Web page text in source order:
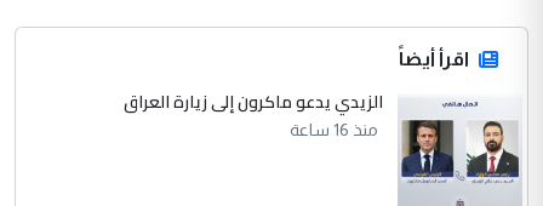
اقرأ أيضاً
الزيدي يدعو ماكرون إلى زيارة العراق
منذ 16 ساعة